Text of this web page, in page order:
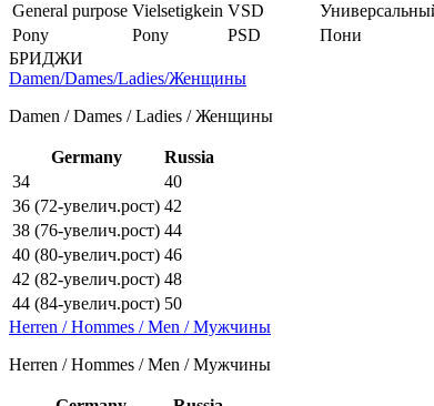
General purpose Vielsetigkein VSD
Pony
Pony PSD
Пони
БРИДЖИ
Damen/Dames/Ladies/Женщины
Damen / Dames / Ladies / Женщины
Germany
Russia
34
40
36 (72-увелич.рост) 42
38 (76-увелич.рост) 44
40 (80-увелич.рост) 46
42 (82-увелич.рост) 48
44 (84-увелич.рост) 50
Herren / Hommes / Men / Мужчины
Herren / Hommes / Men / Мужчины